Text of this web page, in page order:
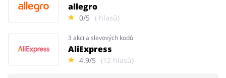
allegro
0/5 ( hlasů)
3 akcí a slevových kodů
AliExpress
4.9/5 (12 hlasů)